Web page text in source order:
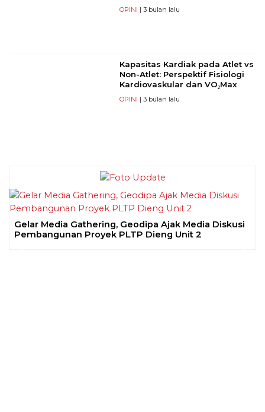
OPINI | 3 bulan lalu
Kapasitas Kardiak pada Atlet vs
Non-Atlet: Perspektif Fisiologi
Kardiovaskular dan VO₂Max
OPINI | 3 bulan lalu
Gelar Media Gathering, Geodipa Ajak Media Diskusi
Pembangunan Proyek PLTP Dieng Unit 2